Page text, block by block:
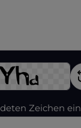
Zeichen ein